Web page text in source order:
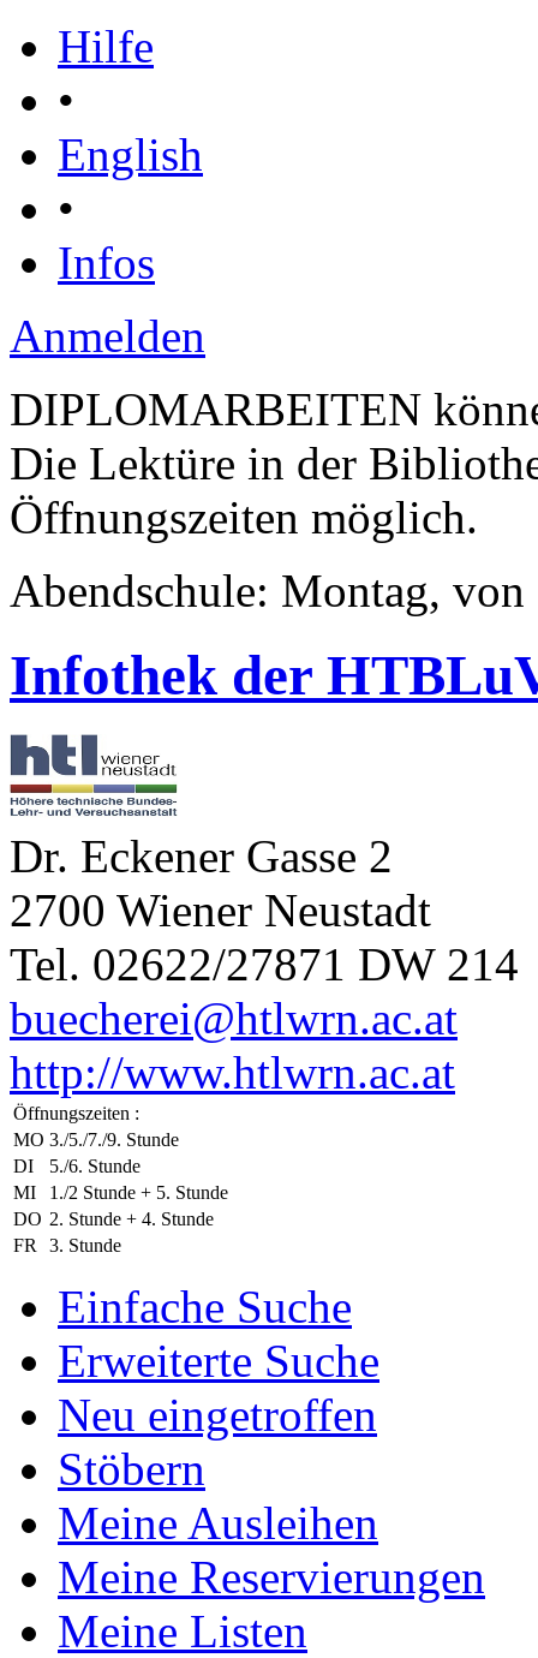
Hilfe
•
English
•
Infos
Anmelden
DIPLOMARBEITEN
Die Lektüre in der
Öffnungszeiten möglich.
Abendschule: Montag,
Infothek der
Dr. Eckener Gasse 2
2700 Wiener Neustadt
Tel. 02622/27871 DW 214
buecherei@htlwrn.ac.at
http://www.htlwrn.ac.at
Öffnungszeiten :
MO 3./5./7./9. Stunde
DI
5./6. Stunde
MI
1./2 Stunde + 5. Stunde
DO 2. Stunde + 4. Stunde
FR
3. Stunde
Einfache Suche
Erweiterte Suche
Neu eingetroffen
Stöbern
Meine Ausleihen
Meine Reservierungen
Meine Listen